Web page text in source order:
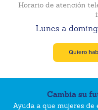
Horario de atención
Lunes a
Quiero
Cambia su
Ayuda a que mujeres de